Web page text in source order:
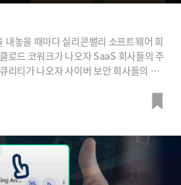
내놓을 때마다 실리콘밸리 소프트웨어 회
로드 코워크가 나오자 SaaS 회사들의 주
리티가 나오자 사이버 보안 회사들의 주
히려 대중들이 클로드를 더 많이 사용
프트 엔지니어 강수진 더 프롬프트 컴퍼
을 상세 분석해드립니다.